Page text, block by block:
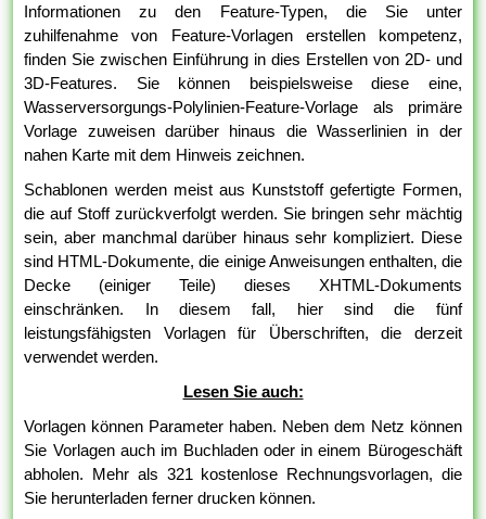
Informationen zu den Feature-Typen, die Sie unter
zuhilfenahme von Feature-Vorlagen erstellen kompetenz,
finden Sie zwischen Einführung in dies Erstellen von 2D- und
3D-Features. Sie können beispielsweise diese eine,
Wasserversorgungs-Polylinien-Feature-Vorlage als primäre
Vorlage zuweisen darüber hinaus die Wasserlinien in der
nahen Karte mit dem Hinweis zeichnen.
Schablonen werden meist aus Kunststoff gefertigte Formen,
die auf Stoff zurückverfolgt werden. Sie bringen sehr mächtig
sein, aber manchmal darüber hinaus sehr kompliziert. Diese
sind HTML-Dokumente, die einige Anweisungen enthalten, die
Decke (einiger Teile) dieses XHTML-Dokuments
einschränken. In diesem fall, hier sind die fünf
leistungsfähigsten Vorlagen für Überschriften, die derzeit
verwendet werden.
Lesen Sie auch:
Vorlagen können Parameter haben. Neben dem Netz können
Sie Vorlagen auch im Buchladen oder in einem Bürogeschäft
abholen. Mehr als 321 kostenlose Rechnungsvorlagen, die
Sie herunterladen ferner drucken können.